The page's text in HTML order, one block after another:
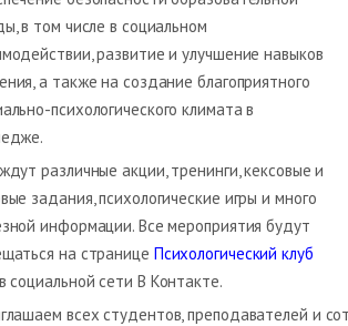
в том числе в социальном
развитие и улучшение навыков
а также на создание благоприятного
психологического климата в
различные акции, тренинги, кексовые и
задания, психологические игры и много
информации. Все мероприятия будут
на странице Психологический клуб
в социальной сети В Контакте.
всех студентов, преподавателей и